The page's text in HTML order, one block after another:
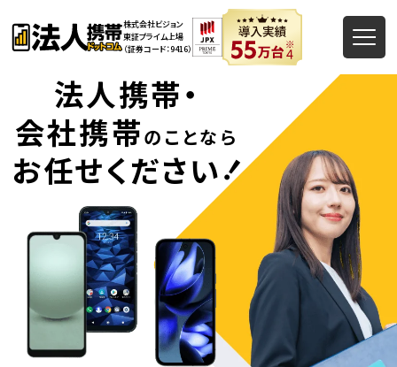
株式会社ビジョン
東証プライム上場
（証券コード：9416）
法人携帯・
会社携帯のことなら
お任せください！